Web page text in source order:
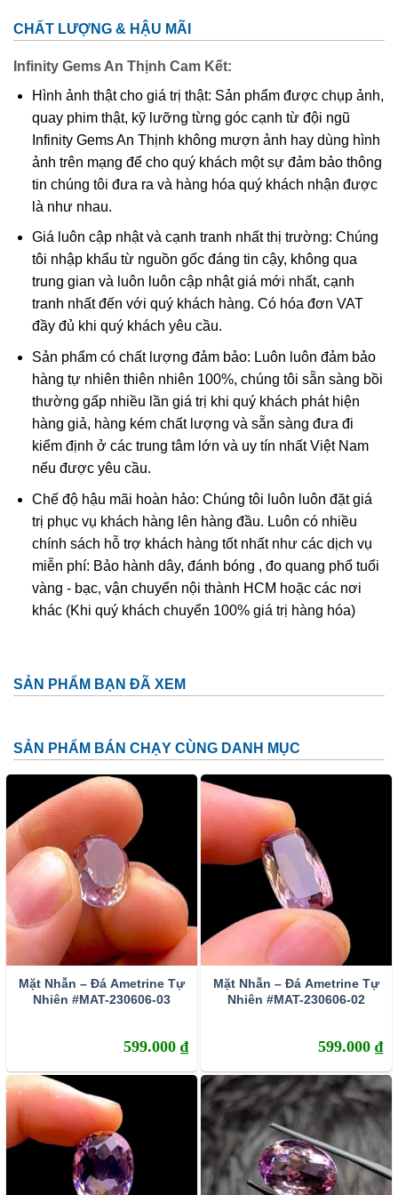
lượng và màu sắc tuyệt đẹp phải nhắc đến đá ở mỏ Anahi
nằm ở phía đông nam nước Bolivia.
Lịch sử đá Ametrine
Vào thế kỷ 16, khi đất nước
Tây Ban Nha xâm chiếm
những viên đá đầu tiên và mang chúng về Châu Âu dâng
lên nữ hoàng. Một thời gian sau, vị tướng quân này kết
hôn với một cô gái bản địa tên Anahi và được hoàng gia
Tây Ban Nha ban tặng nguyên khu mỏ đó. Đặt tên chúng
theo tên vợ ông như một phần của sự trung thành, chiến
công của ông.
Nguồn gốc hình thành đá Ametrine
Tới ngày nay con người vẫn chưa có lời giải thích về sự
biến mất của mỏ Anahi trong suốt ba thế kỷ, đến tận năm
1960 chúng mới được đưa vào khai thác chính thức. Từ
trang sức đá quý thế giới và có giá trị cao cùng những hình
thức kinh doanh siêu lợi nhuận.
Mỏ Anahi nằm ở vùng hẻo lánh phía Đông Nam Bolivia
được bao bọc bởi các dẫy núi vô cùng hiểm trở và nguy
hiểm, cách xa trung tâm thành phố. Việc đi lại ở đây gặp
đến đây phải là những người có tên tuổi, máu mặt trên thị
Tác dụng và ý nghĩa của đá Ametrine
Rất nhiều năm về trước, khi thủ lĩnh của Tây Ban Nha là
Don Fillip de Urriola
phụng sự hoàng gia đi xâm chiếm
Bolivia, đã gặp một cô gái thổ dân tên Anahi hai người
đem lòng yêu nhau dù vừa gặp gỡ. Họ trúng tiếng sét ái
tình của nhau nhưng tình yêu không thể đơm hoa kết trái
CHẤT LƯỢNG & HẬU MÃI
Infinity Gems An Thịnh Cam Kết:
Hình ảnh thật cho giá trị thật: Sản phẩm được chụp ảnh,
quay phim thật, kỹ lưỡng từng góc cạnh từ đội ngũ
Infinity Gems An Thịnh không mượn ảnh hay dùng hình
ảnh trên mạng để cho quý khách một sự đảm bảo thông
tin chúng tôi đưa ra và hàng hóa quý khách nhận được
là như nhau.
Giá luôn cập nhật và cạnh tranh nhất thị trường: Chúng
tôi nhập khẩu từ nguồn gốc đáng tin cậy, không qua
trung gian và luôn luôn cập nhật giá mới nhất, cạnh
tranh nhất đến với quý khách hàng. Có hóa đơn VAT
đầy đủ khi quý khách yêu cầu.
Sản phẩm có chất lượng đảm bảo: Luôn luôn đảm bảo
hàng tự nhiên thiên nhiên 100%, chúng tôi sẵn sàng bồi
thường gấp nhiều lần giá trị khi quý khách phát hiện
hàng giả, hàng kém chất lượng và sẵn sàng đưa đi
kiểm định ở các trung tâm lớn và uy tín nhất Việt Nam
nếu được yêu cầu.
Chế độ hậu mãi hoàn hảo: Chúng tôi luôn luôn đặt giá
trị phục vụ khách hàng lên hàng đầu. Luôn có nhiều
chính sách hỗ trợ khách hàng tốt nhất như các dịch vụ
miễn phí: Bảo hành dây, đánh bóng , đo quang phổ tuổi
vàng - bạc, vận chuyển nội thành HCM hoặc các nơi
khác (Khi quý khách chuyển 100% giá trị hàng hóa)
SẢN PHẨM BẠN ĐÃ XEM
SẢN PHẨM BÁN CHẠY CÙNG DANH MỤC
Mặt Nhẫn – Đá Ametrine Tự
Nhiên #MAT-230606-03
599.000 ₫
Mặt Nhẫn – Đá Ametrine Tự
Nhiên #MAT-230606-02
599.000 ₫